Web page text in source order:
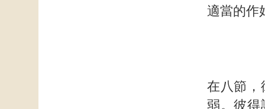
適當的作
在八節，
弱。彼得